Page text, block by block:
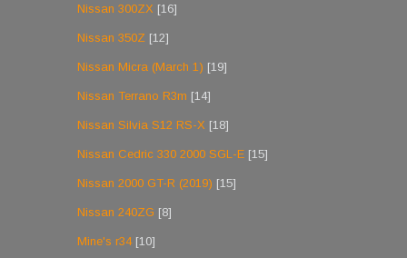
Nissan 300ZX [16]
Nissan 350Z [12]
Nissan Micra (March 1) [19]
Nissan Terrano R3m [14]
Nissan Silvia S12 RS-X [18]
Nissan Cedric 330 2000 SGL-E [15]
Nissan 2000 GT-R (2019) [15]
Nissan 240ZG [8]
Mine's r34 [10]